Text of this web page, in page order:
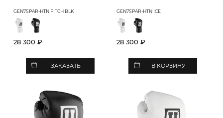
GEN7SPAR-HTN PITCH BLK
28 300 ₽
ЗАКАЗАТЬ
GEN7SPAR-HTN ICE
28 300 ₽
В КОРЗИНУ